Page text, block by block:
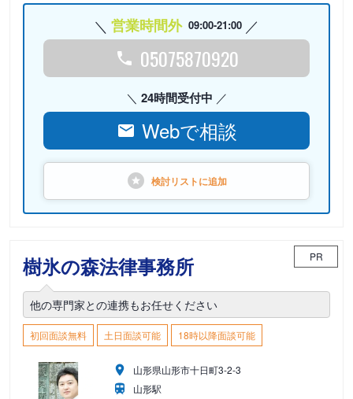
営業時間外 09:00-21:00
05075870920
24時間受付中
Webで相談
検討リストに追加
樹氷の森法律事務所 PR
他の専門家との連携もお任せください
初回面談無料 土日面談可能 18時以降面談可能
山形県山形市十日町3-2-3
山形駅